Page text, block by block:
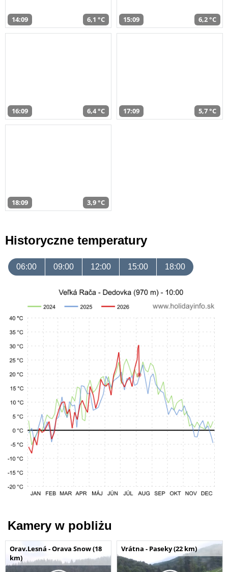
14:09 6,1 °C 15:09 6,2 °C
16:09 6,4 °C 17:09 5,7 °C
18:09 3,9 °C
Historyczne temperatury
06:00 09:00 12:00 15:00 18:00
Kamery w pobliżu
Orav.Lesná - Orava Snow (18
km)
Vrátna - Paseky (22 km)